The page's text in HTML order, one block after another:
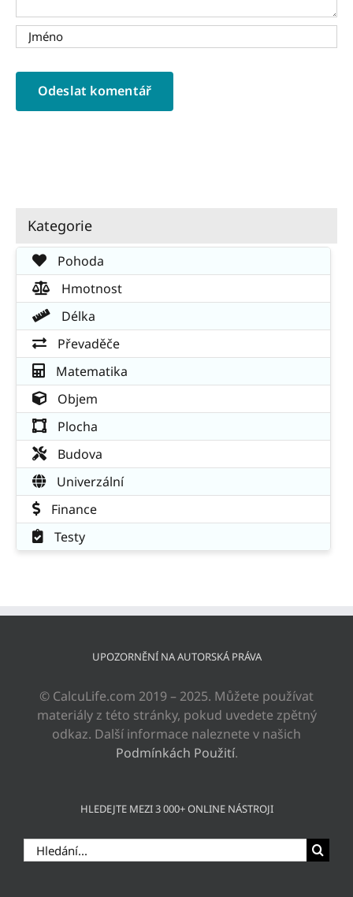
Kategorie
Pohoda
Hmotnost
Délka
Převaděče
Matematika
Objem
Plocha
Budova
Univerzální
Finance
Testy
UPOZORNĚNÍ NA AUTORSKÁ PRÁVA
© CalcuLife.com 2019 – 2025. Můžete používat
materiály z této stránky, pokud uvedete zpětný
odkaz. Další informace naleznete v našich
Podmínkách Použití.
HLEDEJTE MEZI 3 000+ ONLINE NÁSTROJI
Hledat: